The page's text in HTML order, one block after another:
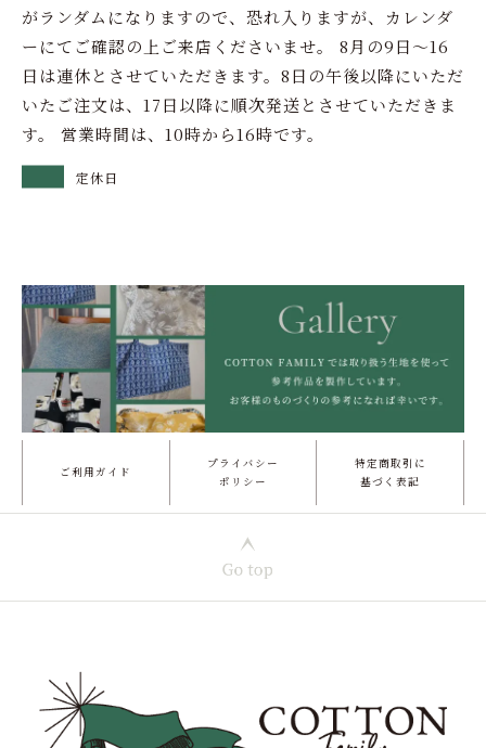
がランダムになりますので、恐れ入りますが、カレンダ
ーにてご確認の上ご来店くださいませ。 8月の9日～16
日は連休とさせていただきます。8日の午後以降にいただ
いたご注文は、17日以降に順次発送とさせていただきま
す。 営業時間は、10時から16時です。
定休日
ご利用ガイド
プライバシー
ポリシー
特定商取引に
基づく表記